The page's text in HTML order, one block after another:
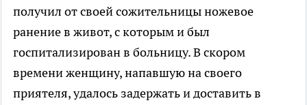
получил от своей сожительницы ножевое
ранение в живот, с которым и был
госпитализирован в больницу. В скором
времени женщину, напавшую на своего
приятеля, удалось задержать и доставить в